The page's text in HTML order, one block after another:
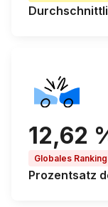
12,62
Globales Ranking
Prozentsatz